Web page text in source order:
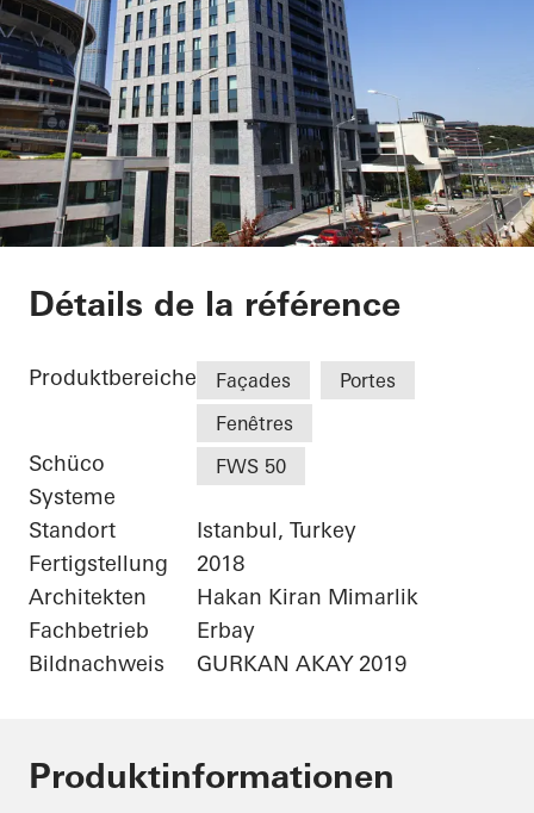
Nurol Life
Détails de la référence
Produktbereiche Façades
Portes
Fenêtres
Schüco
Systeme
FWS 50
Standort
Istanbul, Turkey
Fertigstellung
2018
Architekten
Hakan Kiran Mimarlik
Fachbetrieb
Erbay
Bildnachweis
GURKAN AKAY 2019
Produktinformationen